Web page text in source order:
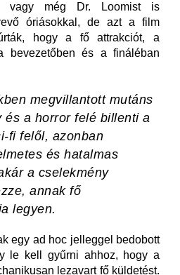
vagy még Dr. Loomist is
óriásokkal, de azt a film
hogy a fő attrakciót, a
bevezetőben és a fináléban
megvillantott mutáns
és a horror felé billenti a
fi felől, azonban
és hatalmas
a cselekmény
annak fő
legyen.
egy ad hoc jelleggel bedobott
le kell gyűrni ahhoz, hogy a
lezavart fő küldetést.